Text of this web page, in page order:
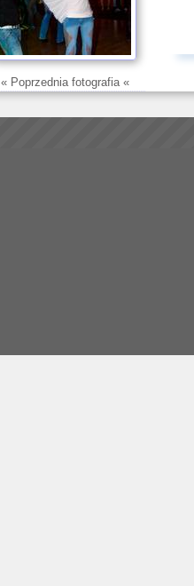
« Poprzednia fotografia «